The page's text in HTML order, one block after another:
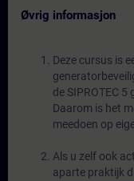
Øvrig informasjon
Deze cursus is
de SIPROTEC
Daarom is het
meedoen op
Als u zelf ook
aparte praktijk